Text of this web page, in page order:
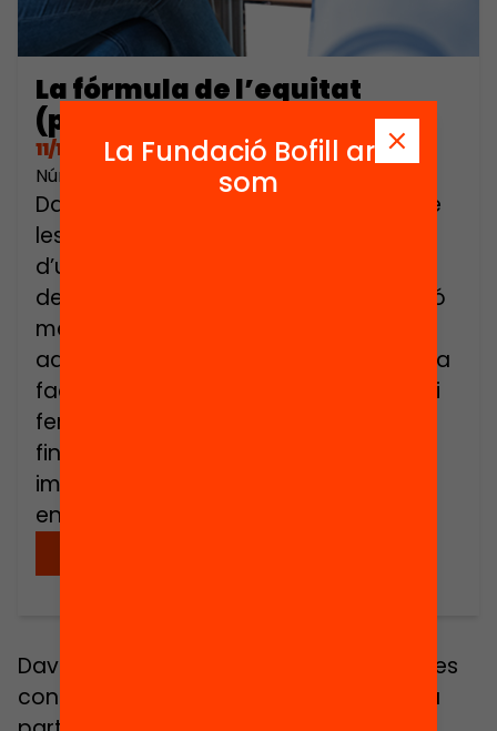
La fórmula de l’equitat
(presentació)
11/11/2021
Número de pàgines: 18
Davant el previsible empitjorament de
les condicions econòmiques i socials
d’una part de la població ja
desavantatjada, urgeix una distribució
més justa dels recursos que prioritzi
aquelles escoles i instituts on més falta
facin. Per millorar el sistema educatiu i
fer-lo més equitatiu cal més
finançament, però també és
imprescindible repartir els recursos
entre els […]
Davant el previsible empitjorament de les
condicions econòmiques i socials d’una
La Fundació Bofill ara
som